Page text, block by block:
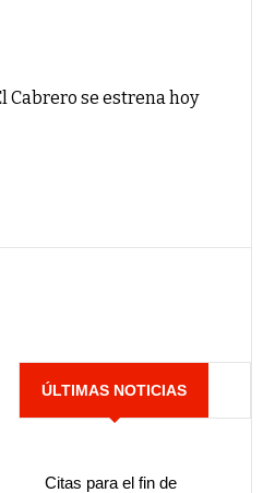
Cabrero se estrena hoy
ÚLTIMAS NOTICIAS
Citas para el fin de